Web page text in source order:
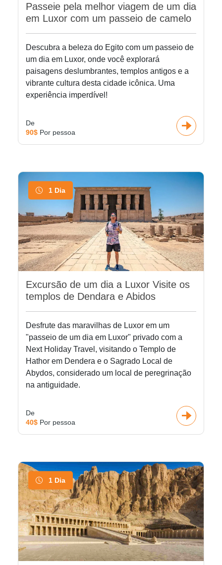
Passeie pela melhor viagem de um dia
em Luxor com um passeio de camelo
Descubra a beleza do Egito com um passeio de
um dia em Luxor, onde você explorará
paisagens deslumbrantes, templos antigos e a
vibrante cultura desta cidade icônica. Uma
experiência imperdível!
De
90$ Por pessoa
1 Dia
Excursão de um dia a Luxor Visite os
templos de Dendara e Abidos
Desfrute das maravilhas de Luxor em um
"passeio de um dia em Luxor" privado com a
Next Holiday Travel, visitando o Templo de
Hathor em Dendera e o Sagrado Local de
Abydos, considerado um local de peregrinação
na antiguidade.
De
40$ Por pessoa
1 Dia